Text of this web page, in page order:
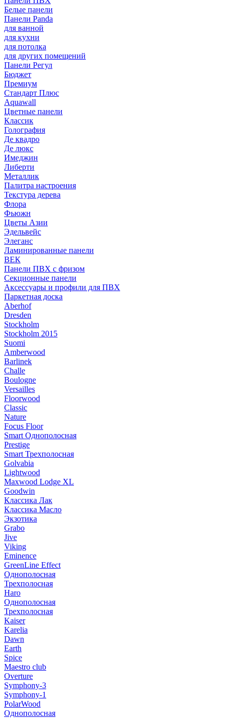
Белые панели
Панели Panda
для ванной
для кухни
для потолка
для других помещений
Панели Регул
Бюджет
Премиум
Стандарт Плюс
Aquawall
Цветные панели
Классик
Голография
Де квадро
Де люкс
Имеджин
Либерти
Металлик
Палитра настроения
Текстура дерева
Флора
Фьюжн
Цветы Азии
Эдельвейс
Элеганс
Ламинированные панели
ВЕК
Панели ПВХ с фризом
Секционные панели
Аксессуары и профили для ПВХ
Паркетная доска
Aberhof
Dresden
Stockholm
Stockholm 2015
Suomi
Amberwood
Barlinek
Challe
Boulogne
Versailles
Floorwood
Classic
Nature
Focus Floor
Smart Однополосная
Prestige
Smart Трехполосная
Golvabia
Lightwood
Maxwood Lodge XL
Goodwin
Классика Лак
Классика Масло
Экзотика
Grabo
Jive
Viking
Eminence
GreenLine Effect
Однополосная
Трехполосная
Haro
Однополосная
Трехполосная
Kaiser
Karelia
Dawn
Earth
Spice
Maestro club
Overture
Symphony-3
Symphony-1
PolarWood
Однополосная